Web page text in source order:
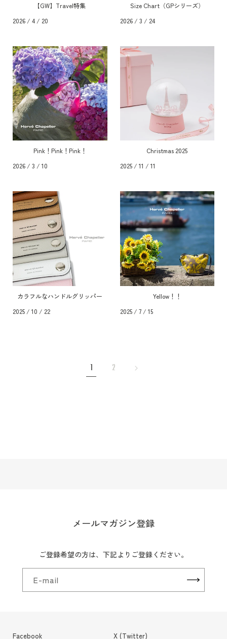
【GW】Travel特集
2026 / 4 / 20
Size Chart（GPシリーズ）
2026 / 3 / 24
Pink！Pink！Pink！
2026 / 3 / 10
Christmas 2025
2025 / 11 / 11
カラフルなハンドルグリッパー
2025 / 10 / 22
Yellow！！
2025 / 7 / 15
1 2
メールマガジン登録
ご登録希望の方は、下記よりご登録ください。
E-mail
Facebook X (Twitter)